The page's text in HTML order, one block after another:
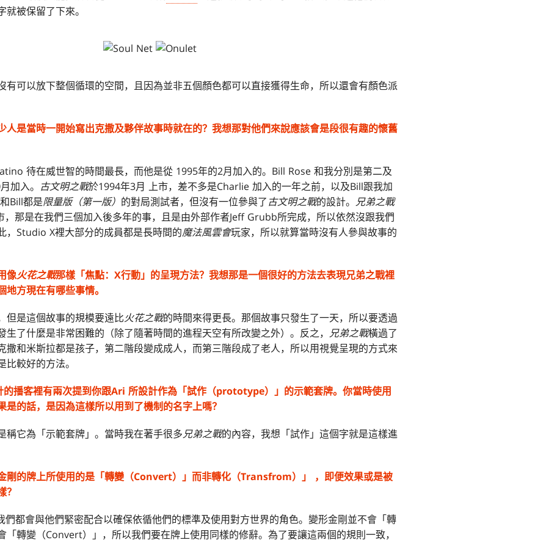
被保留了下來。
有可以放下整個循環的空間，且因為並非五個顏色都可以直接獲得生命，所以還會有顏色派
人是當時一開始寫出克撒及夥伴故事時就在的？我想那對他們來說應該會是段很有趣的懷舊
待在威世智的時間最長，而他是從 1995年的2月加入的。Bill Rose 和我分別是第二及
加入。 古文明之戰於1994年3月 上市，差不多是Charlie 加入的一年之前，以及Bill跟我加
Bill都是限量版（第一版） 的對局測試者，但沒有一位參與了古文明之戰的設計。 兄弟之戰
，那是在我們三個加入後多年的事，且是由外部作者Jeff Grubb所完成，所以依然沒跟我們
，Studio X裡大部分的成員都是長時間的魔法風雲會玩家，所以就算當時沒有人參與故事的
像火花之戰那樣「焦點：X行動」的呈現方法？我想那是一個很好的方法去表現兄弟之戰裡
方現在有哪些事情。
但是這個故事的規模要遠比火花之戰的時間來得更長。那個故事只發生了一天，所以要透過
生了什麼是非常困難的（除了隨著時間的進程天空有所改變之外）。反之， 兄弟之戰橫過了
撒和米斯拉都是孩子，第二階段變成成人，而第三階段成了老人，所以用視覺呈現的方式來
較好的方法。
的播客裡有兩次提到你跟Ari 所設計作為「試作（prototype）」的示範套牌。你當時使用
是的話，是因為這樣所以用到了機制的名字上嗎？
稱它為「示範套牌」。當時我在著手很多兄弟之戰的內容，我想「試作」這個字就是這樣進
剛的牌上所使用的是「轉變（Convert）」而非轉化（Transfrom）」 ，即便效果或是被
們都會與他們緊密配合以確保依循他們的標準及使用對方世界的角色。變形金剛並不會「轉
轉變（Convert）」，所以我們要在牌上使用同樣的修辭。為了要讓這兩個的規則一致，